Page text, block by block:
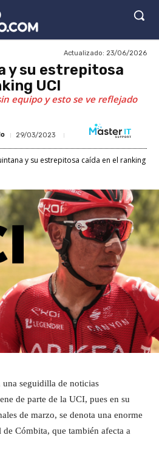
Actualizado: 23/06/2026
y su estrepitosa
UCI
equipo y esto se ve reflejado
29/03/2023
y su estrepitosa caída en el ranking
una seguidilla de noticias
de parte de la UCI, pues en su
de marzo, se denota una enorme
Cómbita, que también afecta a